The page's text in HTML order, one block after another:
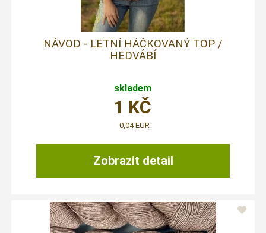
NÁVOD - LETNÍ HÁČKOVANÝ TOP /
HEDVÁBÍ
skladem
Zobrazit detail
1 KČ
0,04 EUR